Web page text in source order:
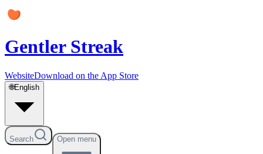
Gentler Streak
WebsiteDownload on the App Store
🌐English
Search Open menu